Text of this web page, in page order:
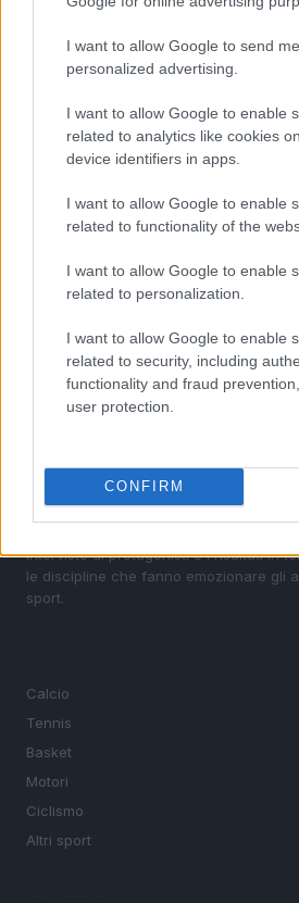
I want to allow Google to send me
personalized advertising.
I want to allow Google to enable
related to analytics like cookies
device identifiers in apps.
I want to allow Google to enable
related to functionality of the
I want to allow Google to enable
related to personalization.
I want to allow Google to enable
related to security, including
functionality and fraud
user protection.
CONFIRM
Professionistica
Tour de Pologne 2026:
corsa polacca
America’s Cup a Napoli: guida
e alle basi dei team
dalla città alla mountain bike
Volta a Portugal 2026: Francisco
Sportmagazine: notizie,
calcio, basket, tennis, ciclismo, motori,
MotoGP e Olimpiadi. Le ultime news
interviste ai protagonisti e i risultati in
le discipline che fanno emozionare gli
sport.
Calcio
Tennis
Basket
Motori
Ciclismo
Altri sport